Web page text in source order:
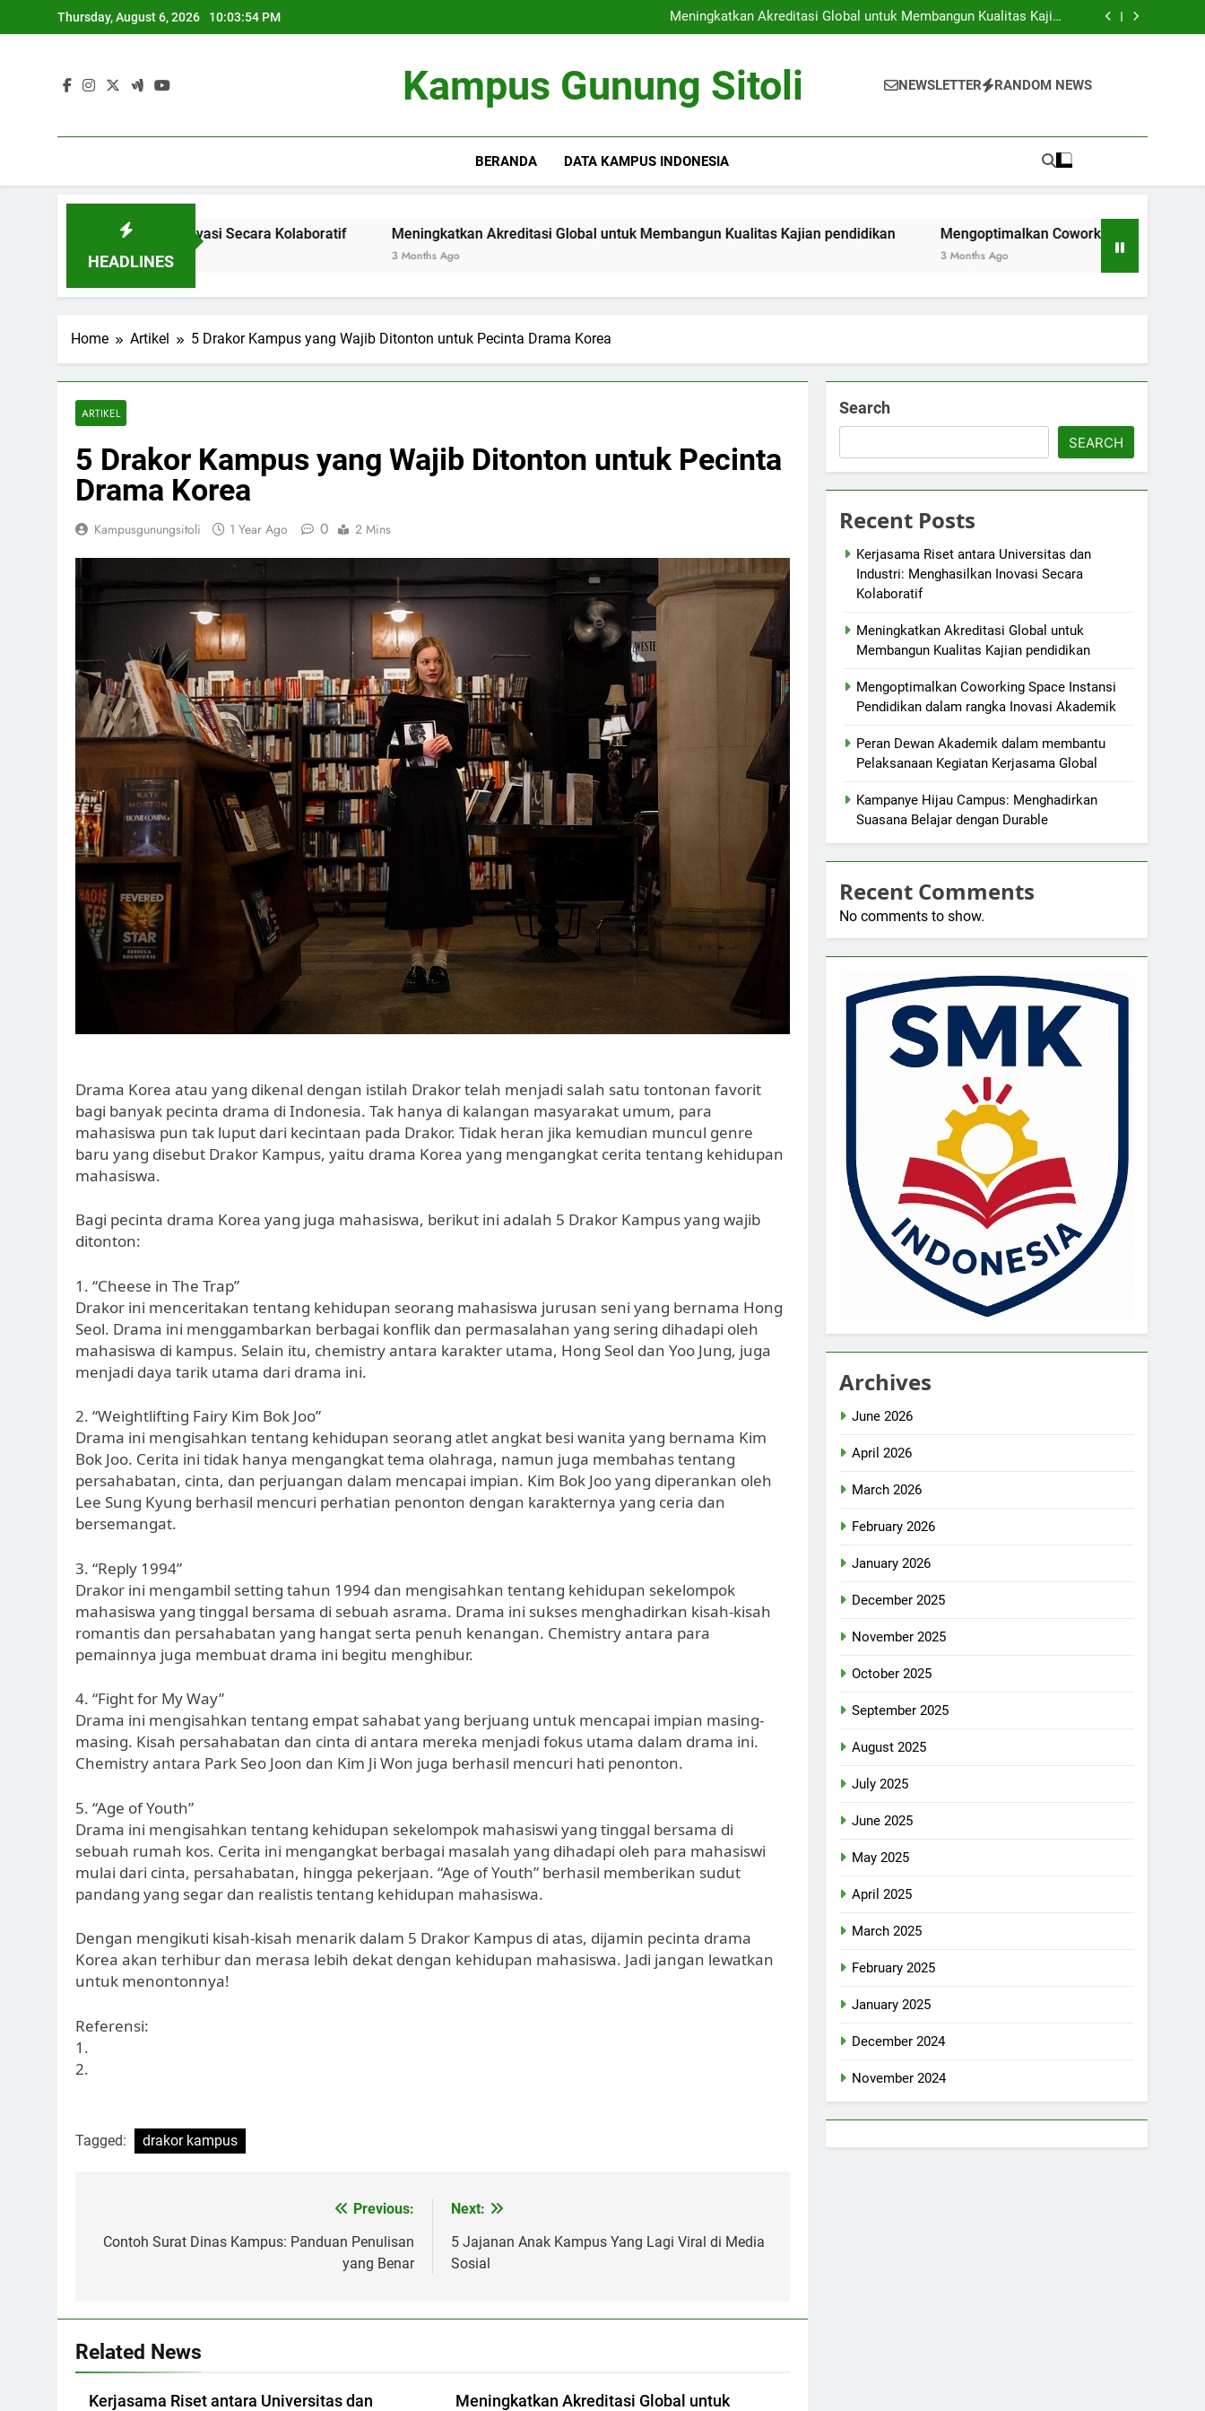
to
Thursday, August 6, 2026 10:03:55 PM
Secara Kolaboratif
Meningkatkan Akreditasi Global untuk Membangun Kualitas Kajian
pendidikan
Mengoptimalkan Coworking Space Instansi Pendidikan dalam rangka
Secara Kolaboratif
Meningkatkan Akreditasi Global untuk Membangun Kualitas Kajian
Mengoptimalkan Coworking Space Instansi Pendidikan dalam rangka
Kampus Gunung Sitoli NEWSLETTER RANDOM NEWS
BERANDA DATA KAMPUS INDONESIA
HEADLINES
Inovasi Secara Kolaboratif Meningkatkan Akreditasi Global untuk Membangun Kualitas Kajian pendidikan Mengoptimalkan Coworking Space Instansi
Home Artikel 5 Drakor Kampus yang Wajib Ditonton untuk Pecinta Drama Korea
ARTIKEL
5 Drakor Kampus yang Wajib Ditonton untuk Pecinta
Drama Korea
Kampusgunungsitoli 1 Year Ago 0 2 Mins
Drama Korea atau yang dikenal dengan istilah Drakor telah menjadi salah satu tontonan favorit
bagi banyak pecinta drama di Indonesia. Tak hanya di kalangan masyarakat umum, para
mahasiswa pun tak luput dari kecintaan pada Drakor. Tidak heran jika kemudian muncul genre
baru yang disebut Drakor Kampus, yaitu drama Korea yang mengangkat cerita tentang kehidupan
mahasiswa.
Bagi pecinta drama Korea yang juga mahasiswa, berikut ini adalah 5 Drakor Kampus yang wajib
ditonton:
1. “Cheese in The Trap”
Drakor ini menceritakan tentang kehidupan seorang mahasiswa jurusan seni yang bernama Hong
Seol. Drama ini menggambarkan berbagai konflik dan permasalahan yang sering dihadapi oleh
mahasiswa di kampus. Selain itu, chemistry antara karakter utama, Hong Seol dan Yoo Jung, juga
menjadi daya tarik utama dari drama ini.
2. “Weightlifting Fairy Kim Bok Joo”
Drama ini mengisahkan tentang kehidupan seorang atlet angkat besi wanita yang bernama Kim
Bok Joo. Cerita ini tidak hanya mengangkat tema olahraga, namun juga membahas tentang
persahabatan, cinta, dan perjuangan dalam mencapai impian. Kim Bok Joo yang diperankan oleh
Lee Sung Kyung berhasil mencuri perhatian penonton dengan karakternya yang ceria dan
bersemangat.
3. “Reply 1994”
Drakor ini mengambil setting tahun 1994 dan mengisahkan tentang kehidupan sekelompok
mahasiswa yang tinggal bersama di sebuah asrama. Drama ini sukses menghadirkan kisah-kisah
romantis dan persahabatan yang hangat serta penuh kenangan. Chemistry antara para
pemainnya juga membuat drama ini begitu menghibur.
4. “Fight for My Way”
Drama ini mengisahkan tentang empat sahabat yang berjuang untuk mencapai impian masing-
masing. Kisah persahabatan dan cinta di antara mereka menjadi fokus utama dalam drama ini.
Chemistry antara Park Seo Joon dan Kim Ji Won juga berhasil mencuri hati penonton.
5. “Age of Youth”
Drama ini mengisahkan tentang kehidupan sekelompok mahasiswi yang tinggal bersama di
sebuah rumah kos. Cerita ini mengangkat berbagai masalah yang dihadapi oleh para mahasiswi
mulai dari cinta, persahabatan, hingga pekerjaan. “Age of Youth” berhasil memberikan sudut
pandang yang segar dan realistis tentang kehidupan mahasiswa.
Dengan mengikuti kisah-kisah menarik dalam 5 Drakor Kampus di atas, dijamin pecinta drama
Korea akan terhibur dan merasa lebih dekat dengan kehidupan mahasiswa. Jadi jangan lewatkan
untuk menontonnya!
Referensi:
1.
2.
Tagged: drakor kampus
navigation
Previous:
Contoh Surat Dinas Kampus: Panduan Penulisan
yang Benar
Next:
5 Jajanan Anak Kampus Yang Lagi Viral di Media
Sosial
Related News
Kerjasama Riset antara Universitas dan Meningkatkan Akreditasi Global untuk
Search
SEARCH
Recent Posts
Kerjasama Riset antara Universitas dan
Industri: Menghasilkan Inovasi Secara
Kolaboratif
Meningkatkan Akreditasi Global untuk
Membangun Kualitas Kajian pendidikan
Mengoptimalkan Coworking Space Instansi
Pendidikan dalam rangka Inovasi Akademik
Peran Dewan Akademik dalam membantu
Pelaksanaan Kegiatan Kerjasama Global
Kampanye Hijau Campus: Menghadirkan
Suasana Belajar dengan Durable
Recent Comments
No comments to show.
Archives
June 2026
April 2026
March 2026
February 2026
January 2026
December 2025
November 2025
October 2025
September 2025
August 2025
July 2025
June 2025
May 2025
April 2025
March 2025
February 2025
January 2025
December 2024
November 2024